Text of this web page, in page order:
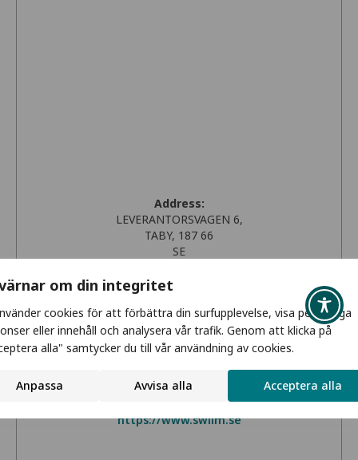
om din integritet
cookies för att förbättra din surfupplevelse, visa personliga
eller innehåll och analysera vår trafik. Genom att klicka på
alla" samtycker du till vår användning av cookies.
Anpassa Avvisa alla Acceptera alla
Address:
LEVERANTORSVAGEN 6,
TABY, 187 66
SE
Phone:
+468146640
Email:
https://www.swiim.se